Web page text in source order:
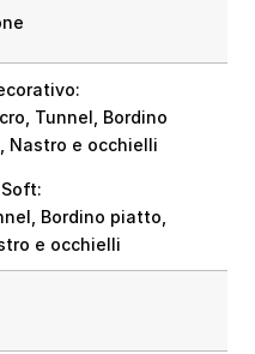
Tunnel, Bordino
Nastro e occhielli
Bordino piatto,
e occhielli